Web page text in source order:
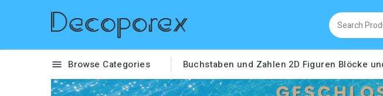
 Browse Categories Buchstaben und Zahlen 2D Figuren Blöcke